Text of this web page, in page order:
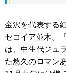
金沢を代表する
セコイア並木。
は、中生代ジュ
た悠久のロマン